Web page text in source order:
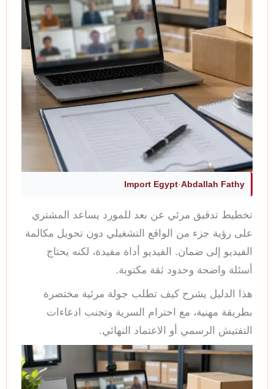
Abdallah Fathy
·
Import Egypt
تخطيط تدقيق مرئي عن بعد للمورد يساعد المشتري
على رؤية جزء من الواقع التشغيلي دون تحويل مكالمة
الفيديو إلى ضمان. الفيديو أداة مفيدة، لكنه يحتاج
أسئلة واضحة وحدود ثقة مكتوبة.
هذا الدليل يشرح كيف تطلب جولة مرئية مختصرة
بطريقة مهنية، مع احترام السرية وتجنب ادعاءات
التفتيش الرسمي أو الاعتماد النهائي.